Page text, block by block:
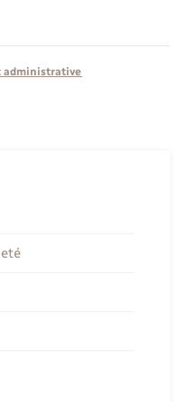
administrative